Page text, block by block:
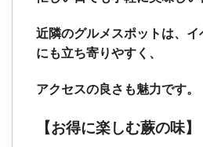
近隣のグルメスポットは、
にも立ち寄りやすく、
アクセスの良さも魅力です。
【お得に楽しむ蕨の味】